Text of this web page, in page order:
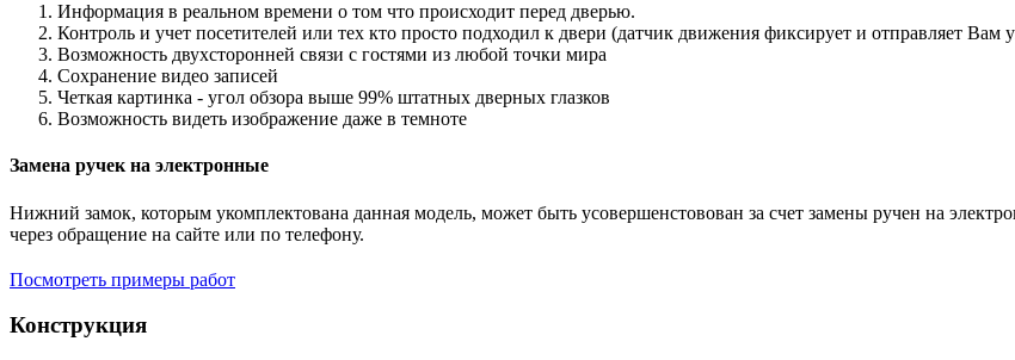
Информация в реальном времени о том что происходит перед дверью.
Контроль и учет посетителей или тех кто просто подходил к двери (датчик движения фиксирует и отправляет Вам
Возможность двухсторонней связи с гостями из любой точки мира
Сохранение видео записей
Четкая картинка - угол обзора выше 99% штатных дверных глазков
Возможность видеть изображение даже в темноте
Замена ручек на электронные
Нижний замок, которым укомплектована данная модель, может быть усовершенстовован за счет замены ручен на
через обращение на сайте или по телефону.
Посмотреть примеры работ
Конструкция